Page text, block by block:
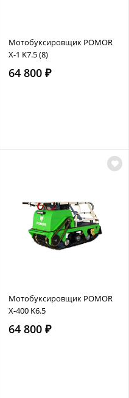
Мотобуксировщик POMOR
X-1 K7.5 (8)
64 800 ₽
Мотобуксировщик POMOR
X-400 K6.5
64 800 ₽